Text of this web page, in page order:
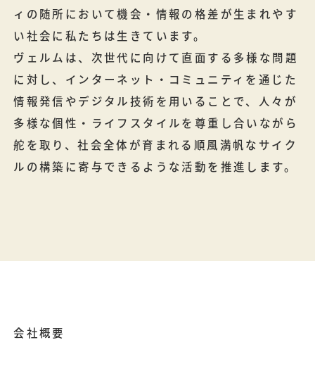
ィの随所において機会・情報の格差が生まれやす
い社会に私たちは生きています。
ヴェルムは、次世代に向けて直面する多様な問題
に対し、インターネット・コミュニティを通じた
情報発信やデジタル技術を用いることで、人々が
多様な個性・ライフスタイルを尊重し合いながら
舵を取り、社会全体が育まれる順風満帆なサイク
ルの構築に寄与できるような活動を推進します。
会社概要